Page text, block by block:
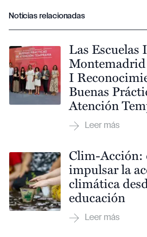
Noticias relacionadas
Las Escuelas
I
Buenas
Atención
Clim-Acción:
impulsar la
climática
educación